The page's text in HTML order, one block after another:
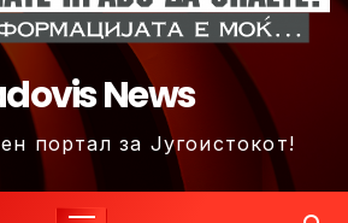
News
портал за Југоистокот!